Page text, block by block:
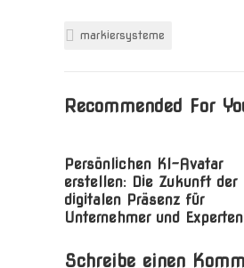
markiersysteme
Recommended For
Persönlichen KI-Avatar
erstellen: Die Zukunft der
digitalen Präsenz für
Unternehmer und Experten
Schreibe einen